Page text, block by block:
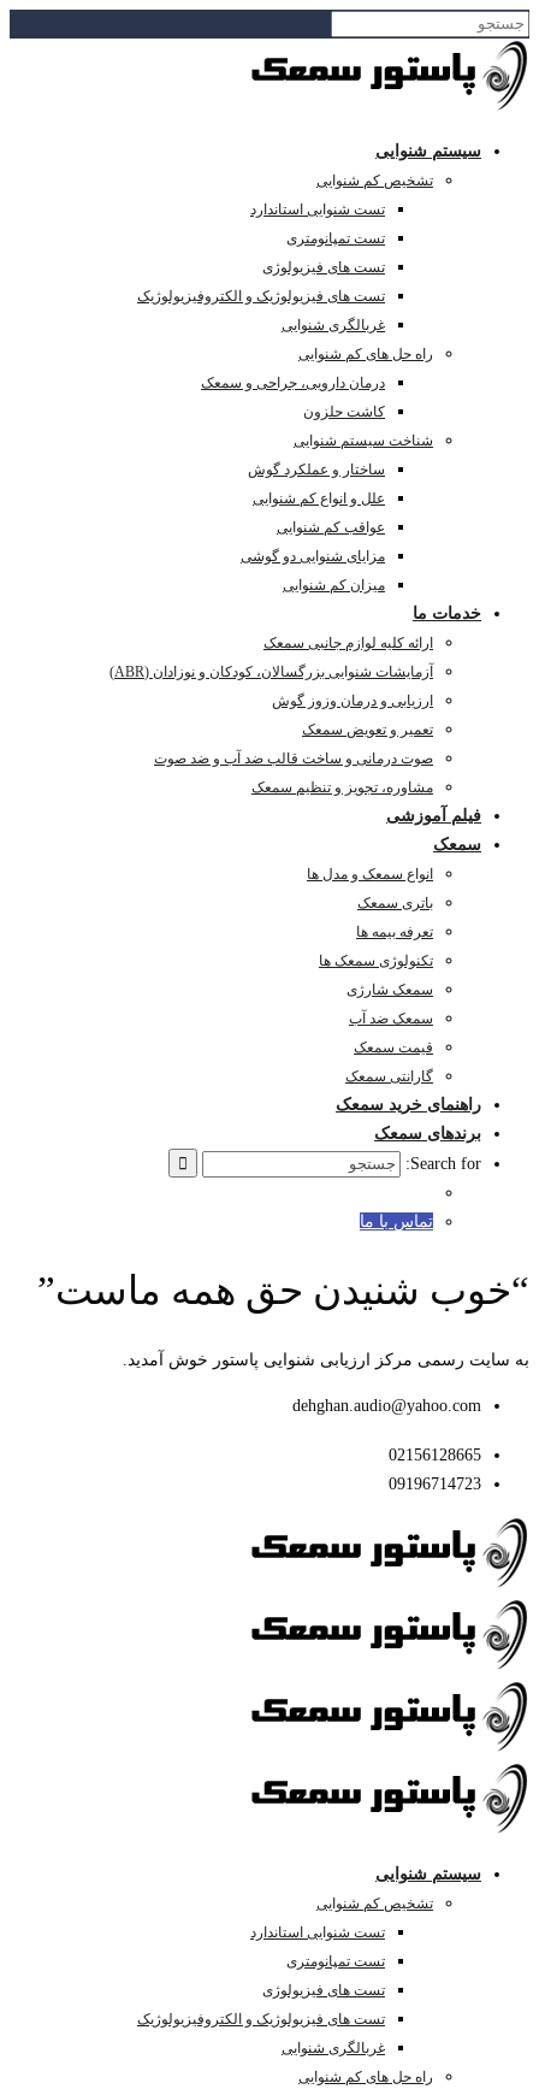
سیستم شنوایی
تشخیص کم شنوایی
تست شنوایی استاندارد
تست تمپانومتری
تست های فیزیولوژی
تست های فیزیولوژیک و الکتروفیزیولوژیک
غربالگری شنوایی
راه حل های کم شنوایی
درمان دارویی، جراحی و سمعک
کاشت حلزون
شناخت سیستم شنوایی
ساختار و عملکرد گوش
علل و انواع کم شنوایی
عواقب کم شنوایی
مزایای شنوایی دو گوشی
میزان کم شنوایی
خدمات ما
ارائه کلیه لوازم جانبی سمعک
آزمایشات شنوایی بزرگسالان، کودکان و نوزادان (ABR)
ارزیابی و درمان وزوز گوش
تعمیر و تعویض سمعک
صوت درمانی و ساخت قالب ضد آب و ضد صوت
مشاوره، تجویز و تنظیم سمعک
فیلم آموزشی
سمعک
انواع سمعک و مدل ها
باتری سمعک
تعرفه بیمه ها
تکنولوژی سمعک ها
سمعک شارژی
سمعک ضد آب
قیمت سمعک
گارانتی سمعک
راهنمای خرید سمعک
برندهای سمعک
Search for:
تماس با ما
“خوب شنیدن حق همه ماست”
به سایت رسمی مرکز ارزیابی شنوایی پاستور خوش آمدید.
dehghan.audio@yahoo.com
02156128665
09196714723
سیستم شنوایی
تشخیص کم شنوایی
تست شنوایی استاندارد
تست تمپانومتری
تست های فیزیولوژی
تست های فیزیولوژیک و الکتروفیزیولوژیک
غربالگری شنوایی
راه حل های کم شنوایی